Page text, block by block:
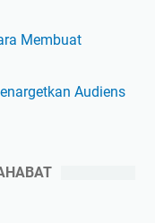
Membuat
Audiens